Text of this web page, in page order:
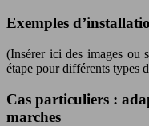
Exemples
(Insérer ici des images ou
étape pour différents types
Cas particuliers :
marches